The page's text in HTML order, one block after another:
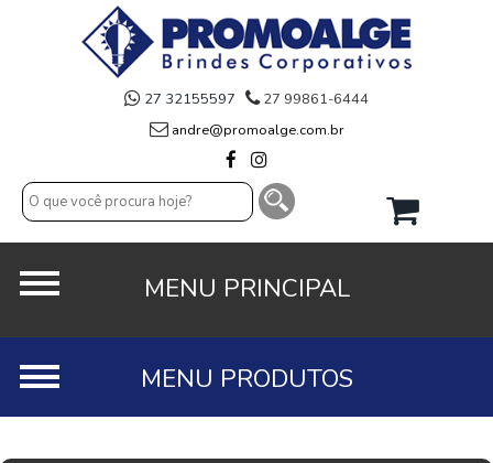
27 32155597
27 99861-6444
andre@promoalge.com.br